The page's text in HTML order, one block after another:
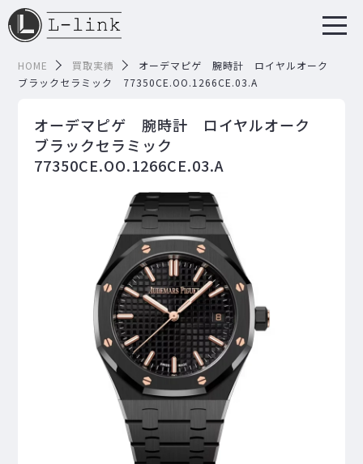
HOME 買取実績
オーデマピゲ 腕時計 ロイヤルオーク
ブラックセラミック 77350CE.OO.1266CE.03.A
オーデマピゲ 腕時計 ロイヤルオーク
ブラックセラミック
77350CE.OO.1266CE.03.A